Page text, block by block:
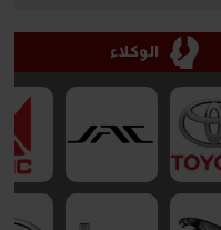
الوكلاء